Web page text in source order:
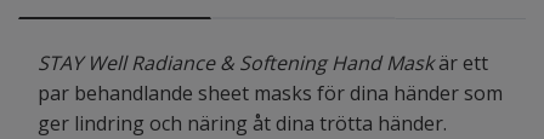
STAY Well Radiance & Softening Hand Maskär ett
par behandlande sheet masks för dina händer som
ger lindring och näring åt dina trötta händer.